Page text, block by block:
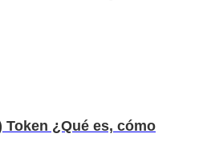
Token ¿Qué es, cómo